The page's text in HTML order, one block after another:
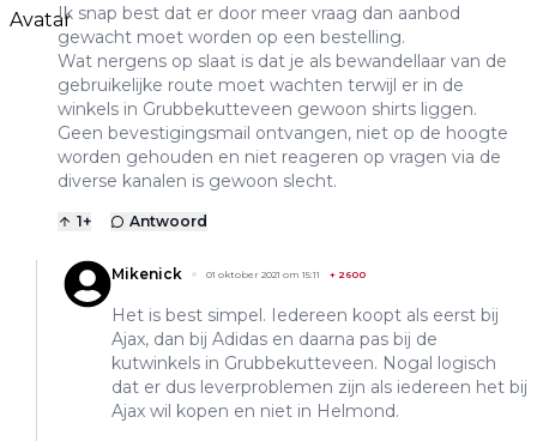
Ik snap best dat er door meer vraag dan aanbod
gewacht moet worden op een bestelling.
Wat nergens op slaat is dat je als bewandellaar van de
gebruikelijke route moet wachten terwijl er in de
winkels in Grubbekutteveen gewoon shirts liggen.
Geen bevestigingsmail ontvangen, niet op de hoogte
worden gehouden en niet reageren op vragen via de
diverse kanalen is gewoon slecht.
1+ Antwoord
Mikenick 01 oktober 2021 om 15:11 + 2600
Het is best simpel. Iedereen koopt als eerst bij
Ajax, dan bij Adidas en daarna pas bij de
kutwinkels in Grubbekutteveen. Nogal logisch
dat er dus leverproblemen zijn als iedereen het bij
Ajax wil kopen en niet in Helmond.